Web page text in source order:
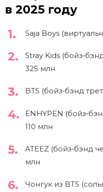
в 2025 году
Saja Boys
Stray Kids
325 млн
BTS (бойз‑бэнд
ENHYPEN
110 млн
ATEEZ (бойз‑бэнд
млн
Чонгук из BTS